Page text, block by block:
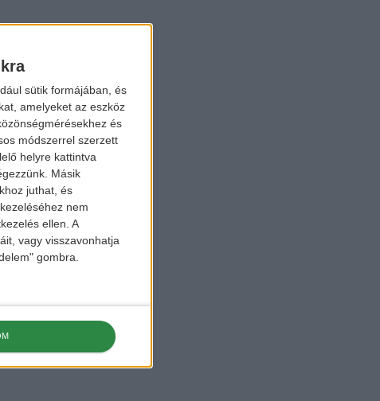
sütik formájában, és
amelyeket az eszköz
és
módszerrel szerzett
helyre kattintva
Másik
juthat, és
nem
ellen. A
vagy visszavonhatja
gombra.